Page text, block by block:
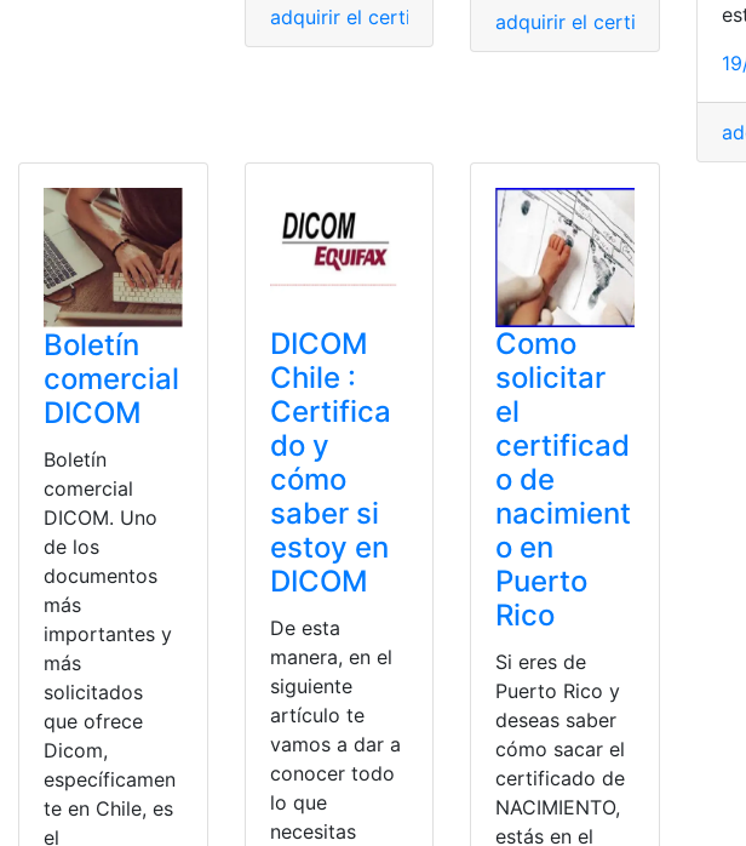
adquirir el certificado Certificado,certificado ACA,
adquirir el certificado
Boletín
comercial
DICOM
Boletín
comercial
DICOM. Uno
de los
documentos
más
importantes y
más
solicitados
que ofrece
Dicom,
específicamen
te en Chile, es
el
DICOM
Chile :
Certifica
do y
cómo
saber si
estoy en
DICOM
De esta
manera, en el
siguiente
artículo te
vamos a dar a
conocer todo
lo que
necesitas
Como
solicitar
el
certificad
o de
nacimient
o en
Puerto
Rico
Si eres de
Puerto Rico y
deseas saber
cómo sacar el
certificado de
NACIMIENTO,
estás en el